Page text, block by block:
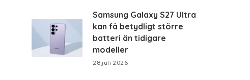
Samsung Galaxy S27 Ultra
kan få betydligt större
batteri än tidigare
modeller
28 juli 2026